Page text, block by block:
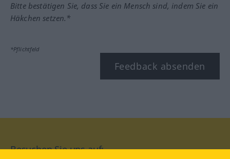
Bitte bestätigen Sie, dass Sie ein Mensch sind, indem Sie ein
Häkchen setzen.*
*Pflichtfeld
Feedback absenden
Besuchen Sie uns auf: